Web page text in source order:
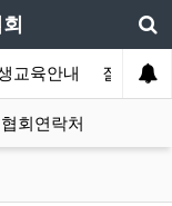
교육안내 질의답변
협회연락처